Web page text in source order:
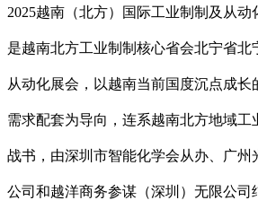
2025越南（北方）国际工业制制及从
是越南北方工业制制核心省会北宁省北
从动化展会，以越南当前国度沉点成长
需求配套为导向，连系越南北方地域
战书，由深圳市智能化学会从办、广州
公司和越洋商务参谋（深圳）无限公司